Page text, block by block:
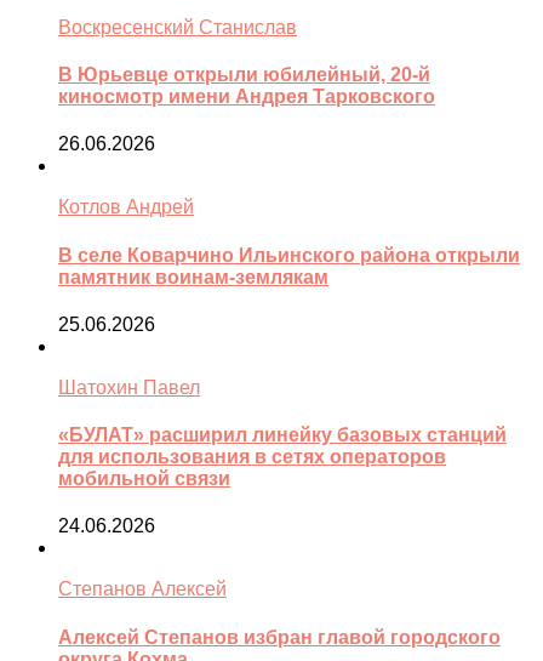
Воскресенский Станислав
В Юрьевце открыли юбилейный, 20-й
киносмотр имени Андрея Тарковского
26.06.2026
Котлов Андрей
В селе Коварчино Ильинского района открыли
памятник воинам-землякам
25.06.2026
Шатохин Павел
«БУЛАТ» расширил линейку базовых станций
для использования в сетях операторов
мобильной связи
24.06.2026
Степанов Алексей
Алексей Степанов избран главой городского